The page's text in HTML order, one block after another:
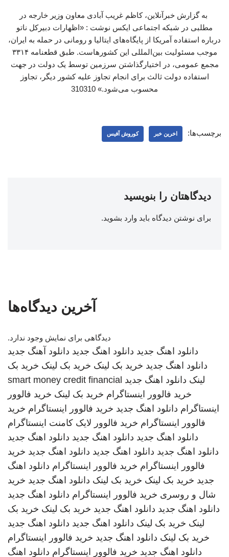
به گزارش خبرآنلاین، کاظم غریب آبادی معاون وزیر خارجه در
مطلبی در شبکه اجتماعی ایکس نوشت : «اظهارات دبیرکل ناتو
درباره استفاده آمریکا از پایگاه‌های ایتالیا و رومانی در حمله به ایران،
موجب مسئولیت بین‌المللی این کشورهاست. طبق قطعنامه ۳۳۱۴
مجمع عمومی، در اختیارگذاشتن سرزمین توسط یک دولت در جهت
استفاده دولت ثالث برای انجام تجاوز علیه کشور دیگر، تجاوز
محسوب می‌شود.» 310310
برچسب‌ها: اخرین خبر کوروش آفیس
دیدگاهتان را بنویسید
برای نوشتن دیدگاه باید وارد بشوید.
آخرین دیدگاه‌ها
دیدگاهی برای نمایش وجود ندارد.
دانلود اهنگ جدید دانلود اهنگ جدید دانلود آهنگ جدید
دانلود اهنگ جدید خرید بک لینک خرید بک لینک خرید بک
لینک دانلود اهنگ جدید smart money credit financial
خرید فالوور اینستاگرام خرید بک لینک خرید فالوور
اینستاگرام دانلود اهنگ جدید خرید فالوور اینستاگرام خرید
فالوور اینستاگرام خرید فالوور لایک کامنت اینستاگرام
دانلود اهنگ جدید دانلود اهنگ جدید دانلود اهنگ جدید
دانلود اهنگ جدید دانلود اهنگ جدید دانلود اهنگ جدید خرید
فالوور اینستاگرام خرید فالوور اینستاگرام دانلود اهنگ
جدید خرید بک لینک خرید بک لینک دانلود اهنگ جدید خرید
شال و روسری خرید فالوور اینستاگرام دانلود اهنگ جدید
دانلود اهنگ جدید دانلود اهنگ جدید خرید بک لینک خرید بک
لینک خرید بک لینک دانلود اهنگ جدید دانلود اهنگ جدید
خرید بک لینک دانلود اهنگ جدید خرید فالوور اینستاگرام
دانلود اهنگ جدید خرید فالوور اینستاگرام دانلود اهنگ